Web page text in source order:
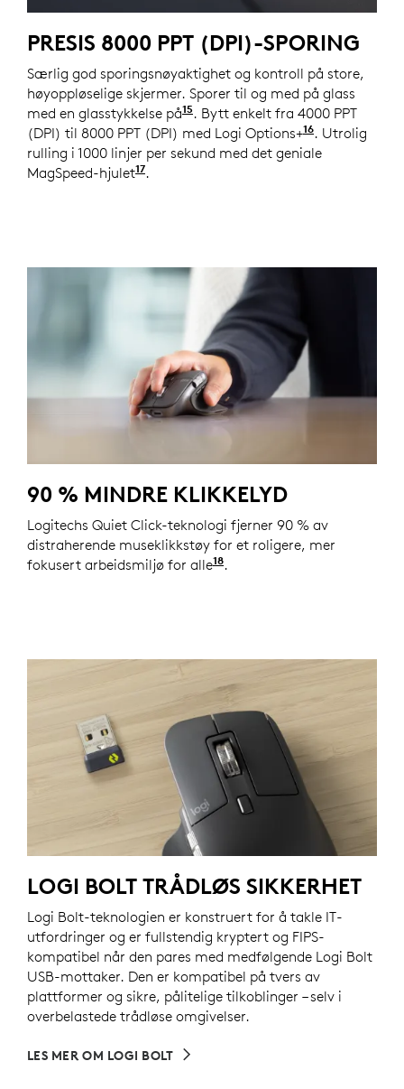
PRESIS 8000 PPT (DPI)-SPORING
Særlig god sporingsnøyaktighet og kontroll på store,
høyoppløselige skjermer. Sporer til og med på glass
med en glasstykkelse på15 minimum 4 mm.
. Bytt enkelt fra 4000 PPT
(DPI) til 8000 PPT (DPI) med Logi Options+16Tilgjengelig
. Utrolig
rulling i 1000 linjer per sekund med det geniale
MagSpeed-hjulet17Sammenlignet med en vanlig
.
90 % MINDRE KLIKKELYD
Logitechs Quiet Click-teknologi fjerner 90 % av
distraherende museklikkstøy for et roligere, mer
fokusert arbeidsmiljø for alle18Sammenlignet med
.
LOGI BOLT TRÅDLØS SIKKERHET
Logi Bolt-teknologien er konstruert for å takle IT-
utfordringer og er fullstendig kryptert og FIPS-
kompatibel når den pares med medfølgende Logi Bolt
USB-mottaker. Den er kompatibel på tvers av
plattformer og sikre, pålitelige tilkoblinger – selv i
overbelastede trådløse omgivelser.
LES MER OM LOGI BOLT